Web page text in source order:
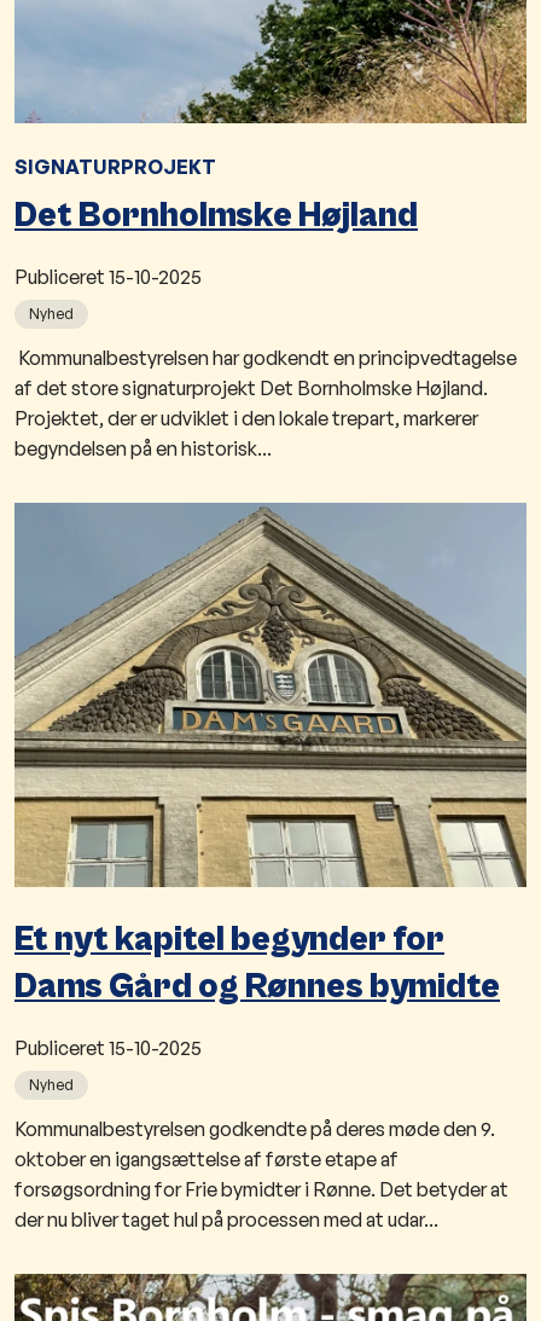
SIGNATURPROJEKT
Det Bornholmske Højland
Publiceret 15-10-2025
Nyhed
​​ ​​​Kommunalbestyrelsen har godkendt en principvedtagelse
af det store signaturprojekt Det Bornholmske Højland.
Projektet, der er udviklet i den lokale trepart, markerer
begyndelsen på en historisk...
Et nyt kapitel begynder for
Dams Gård og Rønnes bymidte
Publiceret 15-10-2025
Nyhed
Kommunalbestyrelsen godkendte på deres møde den 9.
oktober en igangsættelse af første etape af
forsøgsordning for Frie bymidter i Rønne. Det betyder at
der nu bliver taget hul på processen med at udar...